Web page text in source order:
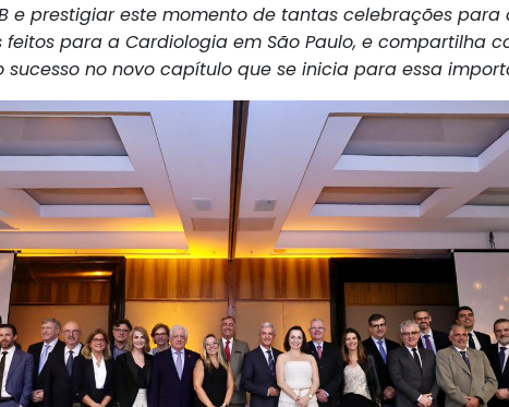
e prestigiar este momento de tantas celebrações
para a Cardiologia em São Paulo, e compartilha
no novo capítulo que se inicia para essa